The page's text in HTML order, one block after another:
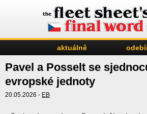
aktuálně
Pavel a Posselt se
evropské jednoty
20.05.2026 - EB